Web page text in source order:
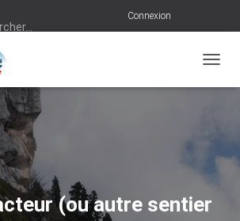
h
e
r
:
Connexion
(ou autre sentier